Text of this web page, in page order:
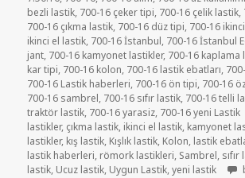
bezli lastik, 700-16 çeker tipi, 700-16 çelik lastik,
700-16 çıkma lastik, 700-16 düz tipi, 700-16
ikinci el lastik, 700-16 İstanbul, 700-16 İstanbul
jant, 700-16 kamyonet lastikler, 700-16 kaplama
kar tipi, 700-16 kolon, 700-16 lastik ebatları,
700-16 Lastik haberleri, 700-16 ön tipi, 700-16
700-16 sambrel, 700-16 sıfır lastik, 700-16 telli
traktör lastik, 700-16 yarasiz, 700-16 yeni Lastik
lastikler, çıkma lastik, ikinci el lastik, kamyonet
lastikler, kış lastik, Kışlık lastik, Kolon, lastik
lastik haberleri, römork lastikleri, Sambrel,
lastik, Ucuz lastik, Uygun Lastik,yeni lastik